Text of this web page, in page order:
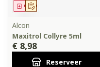
Op voorschrift
Geneesmiddel
Alcon
Maxitrol Collyre 5ml
€ 8,98
Reserveer